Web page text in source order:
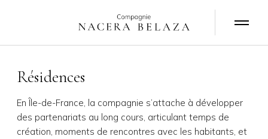
N
a
i
n
Résidences
En Île-de-France, la compagnie s’attache à développer
des partenariats au long cours, articulant temps de
création, moments de rencontres avec les habitants, et